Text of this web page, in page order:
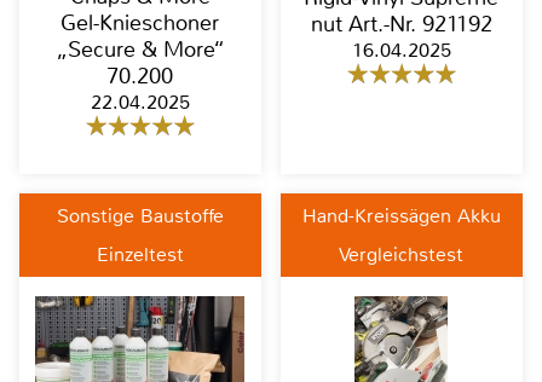
Gel-Knieschoner
„Secure & More“
70.200
22.04.2025
nut Art.-Nr. 921192
16.04.2025
Sonstige Baustoffe
Einzeltest
Hand-Kreissägen Akku
Vergleichstest